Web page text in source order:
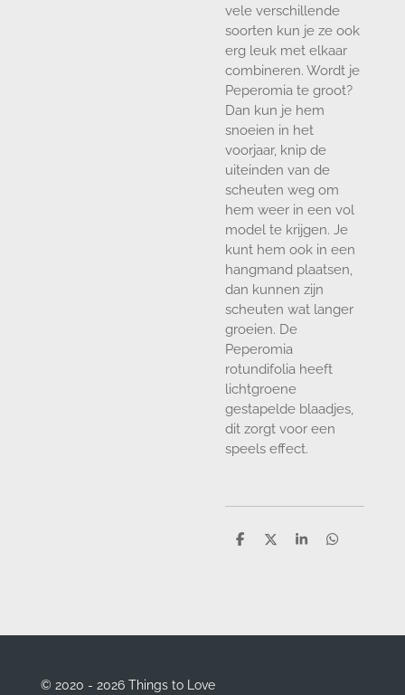
vele verschillende
soorten kun je ze ook
erg leuk met elkaar
combineren. Wordt je
Peperomia te groot?
Dan kun je hem
snoeien in het
voorjaar, knip de
uiteinden van de
scheuten weg om
hem weer in een vol
model te krijgen. Je
kunt hem ook in een
hangmand plaatsen,
dan kunnen zijn
scheuten wat langer
groeien. De
Peperomia
rotundifolia heeft
lichtgroene
gestapelde blaadjes,
dit zorgt voor een
speels effect.
D
D
S
D
© 2020 - 2026 Things to Love